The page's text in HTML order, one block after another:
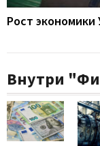
Рост
Внутри